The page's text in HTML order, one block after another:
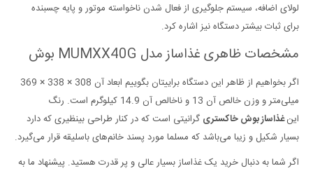
لولای اضافه، سیستم جلوگیری از فعال شدن ناخواسته موتور و پایه چسبنده
برای ثبات بیشتر دستگاه نیز اشاره کرد.
مشخصات ظاهری غذاساز مدل MUMXX40G بوش
اگر بخواهیم از ظاهر این دستگاه براییتان بگوییم ابعاد آن 308 × 338 × 369
میلی‌متر و وزن خالص آن 13 و ناخالص آن 14.9 کیلوگرم است. رنگ
اینغذاساز بوش خاکستری گرانیتی است که در کنار طراحی بینظیری که دارد
بسیار شکیل و زیبا می‌باشد که مسلما مورد پسند خانم‌های باسلیقه قرار می‌گیرد.
اگر شما به دنبال خرید یک غذاساز بسیار عالی و پر قدرت هستید. پیشنهاد ما به